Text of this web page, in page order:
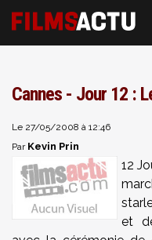
Cannes - Jour 12 :
Le 27/05/2008 à 12:46
Par Kevin Prin
12
et